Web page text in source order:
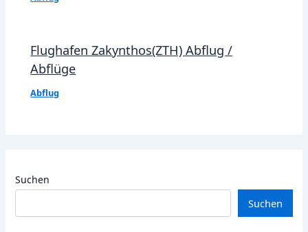
Flughafen Zakynthos(ZTH) Abflug /
Abflüge
Abflug
Suchen
Suchen